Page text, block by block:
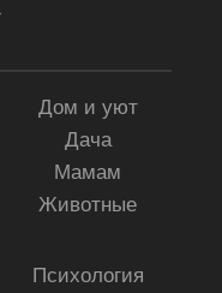
Дом и уют
Дача
Мамам
Животные
Психология